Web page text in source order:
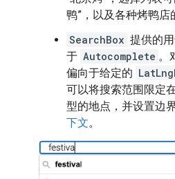
鸭”，以及各种烤鸭店
SearchBox 提供的
于 Autocomplete 。
偏向于给定的
可以将搜索范围限定
型的地点，并设置边
下文。